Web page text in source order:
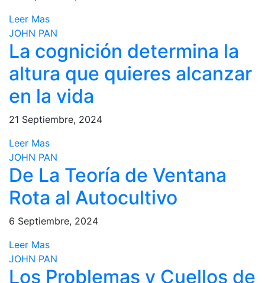
Leer Mas
JOHN PAN
La cognición determina la
altura que quieres alcanzar
en la vida
21 Septiembre, 2024
Leer Mas
JOHN PAN
De La Teoría de Ventana
Rota al Autocultivo
6 Septiembre, 2024
Leer Mas
JOHN PAN
Los Problemas y Cuellos de